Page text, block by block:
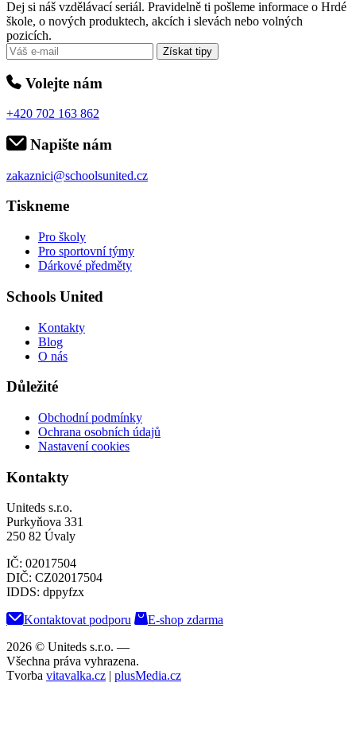
Dej si náš vzdělávací seriál. Pravidelně ti pošleme informace o Hrdé
škole, o nových produktech, akcích i slevách nebo volných
pozicích.
Získat tipy
Volejte nám
+420 702 163 862
Napište nám
zakaznici@schoolsunited.cz
Tiskneme
Pro školy
Pro sportovní týmy
Dárkové předměty
Schools United
Kontakty
Blog
O nás
Důležité
Obchodní podmínky
Ochrana osobních údajů
Nastavení cookies
Kontakty
Uniteds s.r.o.
Purkyňova 331
250 82 Úvaly
IČ: 02017504
DIČ: CZ02017504
IDDS: dppyfzx
Kontaktovat podporu
E-shop zdarma
2026 © Uniteds s.r.o. —
Všechna práva vyhrazena.
Tvorba vitavalka.cz | plusMedia.cz